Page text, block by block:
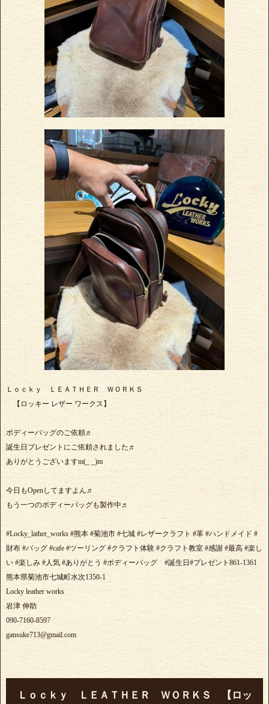
Ｌｏｃｋｙ ＬＥＡＴＨＥＲ ＷＯＲＫＳ
【ロッキー レザー ワークス】
ボディーバッグのご依頼♬
誕生日プレゼントにご依頼されました♬
ありがとうございますm(_ _)m
今日もOpenしてますよん♬
もう一つのボディーバッグも製作中♬
#Locky_lather_works #熊本 #菊池市 #七城 #レザークラフト #革 #ハンドメイド #
財布 #バッグ #cafe #ツーリング #クラフト体験 #クラフト教室 #感謝 #最高 #楽し
い #楽しみ #人気 #ありがとう #ボディーバッグ #誕生日#プレゼント861-1361
熊本県菊池市七城町水次1350-1
Locky leather works
岩津 伸助
090-7160-8597
gansuke713@gmail.com
Ｌｏｃｋｙ ＬＥＡＴＨＥＲ ＷＯＲＫＳ 【ロッ